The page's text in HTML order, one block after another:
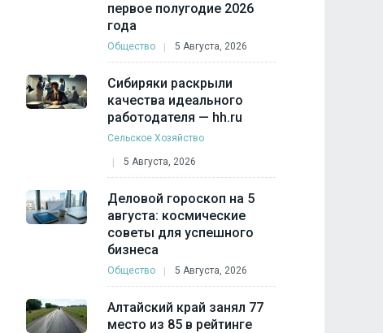
первое полугодие 2026
года
Общество 5 Августа, 2026
Сибиряки раскрыли
качества идеального
работодателя — hh.ru
Сельское Хозяйство
5 Августа, 2026
Деловой гороскоп на 5
августа: космические
советы для успешного
бизнеса
Общество 5 Августа, 2026
Алтайский край занял 77
место из 85 в рейтинге